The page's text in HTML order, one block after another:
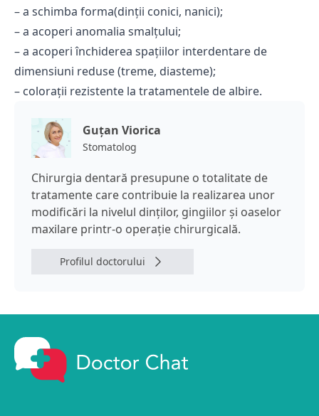
– a schimba forma(dinții conici, nanici);
– a acoperi anomalia smalțului;
– a acoperi închiderea spațiilor interdentare de
dimensiuni reduse (treme, diasteme);
– colorații rezistente la tratamentele de albire.
Chirurgia dentară presupune o totalitate de
tratamente care contribuie la realizarea unor
modificări la nivelul dinţilor, gingiilor şi oaselor
maxilare printr-o operaţie chirurgicală.
Profilul doctorului
Guţan Viorica
Stomatolog